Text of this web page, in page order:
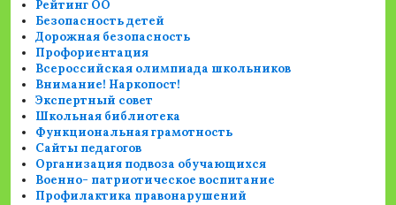
Рейтинг ОО
Безопасность детей
Дорожная безопасность
Профориентация
Всероссийская олимпиада школьников
Внимание! Наркопост!
Экспертный совет
Школьная библиотека
Функциональная грамотность
Сайты педагогов
Организация подвоза обучающихся
Военно- патриотическое воспитание
Профилактика правонарушений